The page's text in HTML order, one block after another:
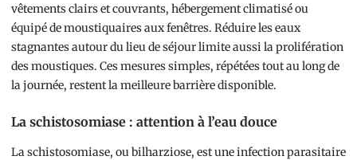
vêtements clairs et couvrants, hébergement climatisé ou
équipé de moustiquaires aux fenêtres. Réduire les eaux
stagnantes autour du lieu de séjour limite aussi la prolifération
des moustiques. Ces mesures simples, répétées tout au long de
la journée, restent la meilleure barrière disponible.
La schistosomiase : attention à l’eau douce
La schistosomiase, ou bilharziose, est une infection parasitaire